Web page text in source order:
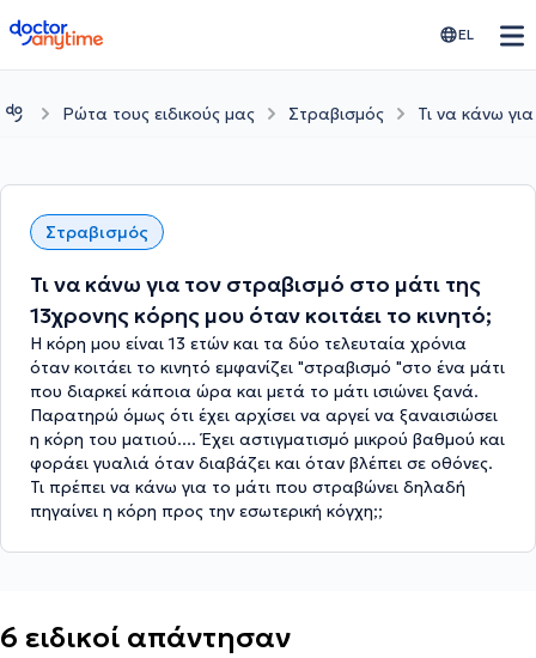
doctoranytime EL
Ρώτα τους ειδικούς μας Στραβισμός Τι να κάνω
Στραβισμός
Τι να κάνω για τον στραβισμό στο μάτι της
13χρονης κόρης μου όταν κοιτάει το κινητό;
Η κόρη μου είναι 13 ετών και τα δύο τελευταία χρόνια
όταν κοιτάει το κινητό εμφανίζει "στραβισμό "στο ένα μάτι
που διαρκεί κάποια ώρα και μετά το μάτι ισιώνει ξανά.
Παρατηρώ όμως ότι έχει αρχίσει να αργεί να ξαναισιώσει
η κόρη του ματιού.... Έχει αστιγματισμό μικρού βαθμού και
φοράει γυαλιά όταν διαβάζει και όταν βλέπει σε οθόνες.
Τι πρέπει να κάνω για το μάτι που στραβώνει δηλαδή
πηγαίνει η κόρη προς την εσωτερική κόγχη;;
6 ειδικοί απάντησαν